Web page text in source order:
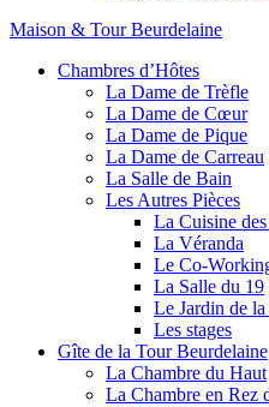
Maison & Tour Beurdelaine
Chambres d’Hôtes
La Dame de Trèfle
La Dame de Cœur
La Dame de Pique
La Dame de Carreau
La Salle de Bain
Les Autres Pièces
La Cuisine
La Véranda
Le Co-
La Salle du 19
Le Jardin de
Les stages
Gîte de la Tour Beurdelaine
La Chambre du Haut
La Chambre en Rez